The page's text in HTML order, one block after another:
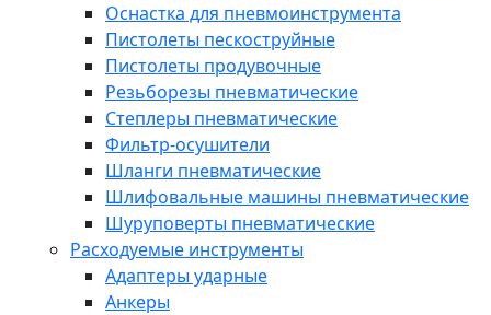
Оснастка для пневмоинструмента
Пистолеты пескоструйные
Пистолеты продувочные
Резьборезы пневматические
Степлеры пневматические
Фильтр-осушители
Шланги пневматические
Шлифовальные машины пневматические
Шуруповерты пневматические
Расходуемые инструменты
Адаптеры ударные
Анкеры